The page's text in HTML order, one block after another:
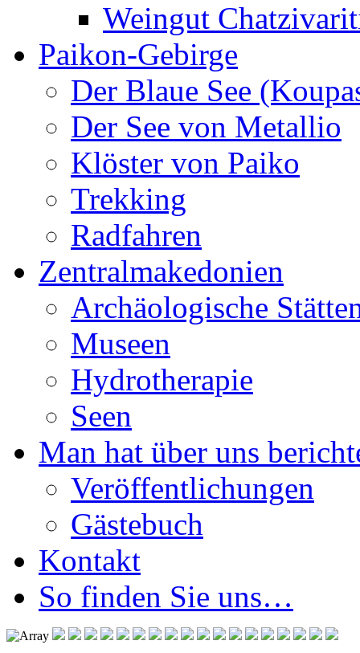
Weingut
Paikon-Gebirge
Der Blaue See
Der See von Metallio
Klöster von Paiko
Trekking
Radfahren
Zentralmakedonien
Archäologische
Museen
Hydrotherapie
Seen
Man hat über uns
Veröffentlichungen
Gästebuch
Kontakt
So finden Sie uns…